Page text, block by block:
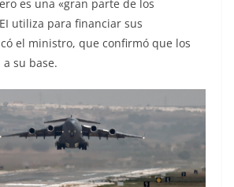
es una «gran parte de los
utiliza para financiar sus
el ministro, que confirmó que los
su base.